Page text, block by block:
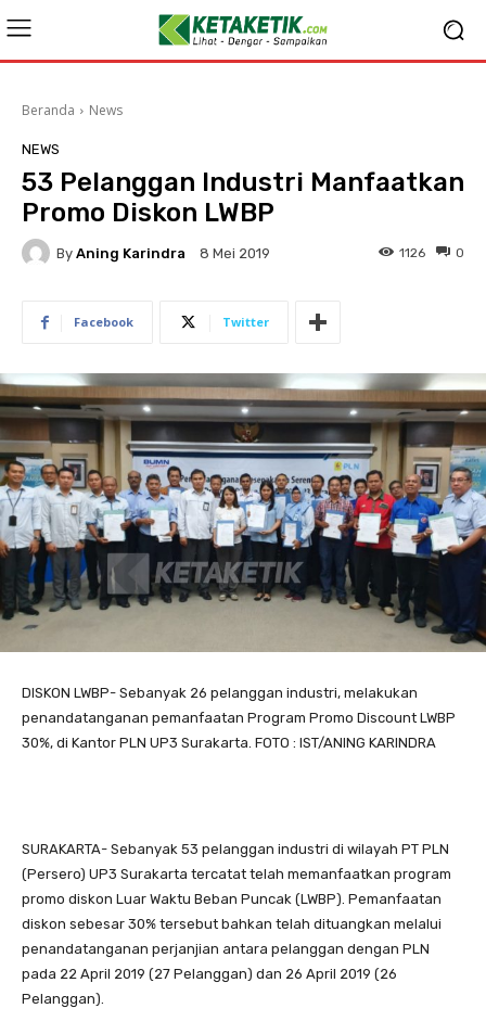
Beranda News
NEWS
53 Pelanggan Industri Manfaatkan
Promo Diskon LWBP
By Aning Karindra 8 Mei 2019 0
1126
Facebook Twitter
DISKON LWBP- Sebanyak 26 pelanggan industri, melakukan
penandatanganan pemanfaatan Program Promo Discount LWBP
30%, di Kantor PLN UP3 Surakarta. FOTO : IST/ANING KARINDRA
SURAKARTA- Sebanyak 53 pelanggan industri di wilayah PT PLN
(Persero) UP3 Surakarta tercatat telah memanfaatkan program
promo diskon Luar Waktu Beban Puncak (LWBP). Pemanfaatan
diskon sebesar 30% tersebut bahkan telah dituangkan melalui
penandatanganan perjanjian antara pelanggan dengan PLN
pada 22 April 2019 (27 Pelanggan) dan 26 April 2019 (26
Pelanggan).